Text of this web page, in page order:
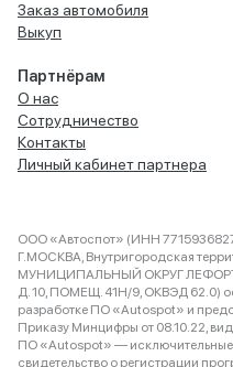
Заказ автомобиля
Выкуп
Партнёрам
О нас
Сотрудничество
Контакты
Личный кабинет партнера
ООО «Автоспот» (ИНН
Г.МОСКВА, Внутригородская
МУНИЦИПАЛЬНЫЙ ОКРУГ
Д. 10, ПОМЕЩ. 41Н/9, ОКВЭД 62.0)
разработке ПО «Autospot» и
Приказу Минцифры от 08.10.22,
ПО «Autospot» —
свидетельство о регистрации